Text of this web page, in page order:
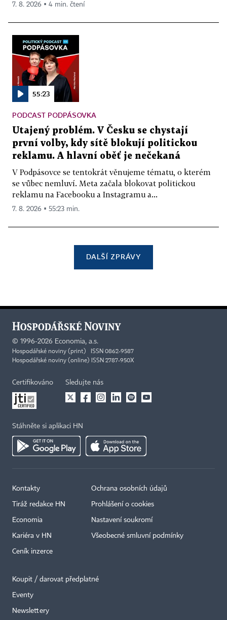
7. 8. 2026 ▪ 4 min. čtení
55:23
PODCAST PODPÁSOVKA
Utajený problém. V Česku se chystají
první volby, kdy sítě blokují politickou
reklamu. A hlavní oběť je nečekaná
V Podpásovce se tentokrát věnujeme tématu, o kterém
se vůbec nemluví. Meta začala blokovat politickou
reklamu na Facebooku a Instagramu a...
7. 8. 2026 ▪ 55:23 min.
DALŠÍ ZPRÁVY
© 1996-2026 Economia, a.s.
Hospodářské noviny (print) ISSN 0862-9587
Hospodářské noviny (online) ISSN 2787-950X
Certifikováno Sledujte nás
Stáhněte si aplikaci HN
Kontakty
Tiráž redakce HN
Economia
Kariéra v HN
Ceník inzerce
Ochrana osobních údajů
Prohlášení o cookies
Nastavení soukromí
Všeobecné smluvní podmínky
Koupit / darovat předplatné
Eventy
Newslettery